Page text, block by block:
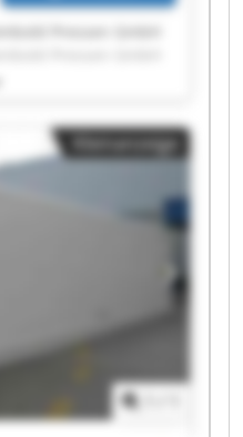
Pressen GmbH
Pressen GmbH
Pressen GmbH
Pressen GmbH
Pressen GmbH
Pressen GmbH
Pressen GmbH
Kleinanzeige